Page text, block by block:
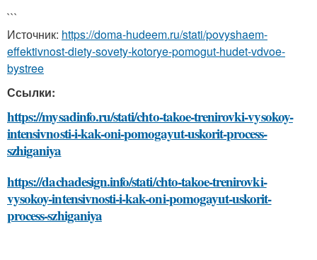
```
Источник: https://doma-hudeem.ru/stati/povyshaem-
effektivnost-diety-sovety-kotorye-pomogut-hudet-vdvoe-
bystree
Ссылки:
https://mysadinfo.ru/stati/chto-takoe-trenirovki-vysokoy-
intensivnosti-i-kak-oni-pomogayut-uskorit-process-
szhiganiya
https://dachadesign.info/stati/chto-takoe-trenirovki-
vysokoy-intensivnosti-i-kak-oni-pomogayut-uskorit-
process-szhiganiya